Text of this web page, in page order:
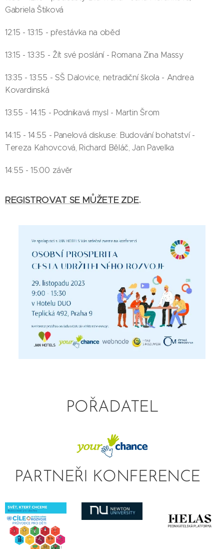
Gabriela Štiková
12:15 - 13:15 - přestávka na oběd
13:15 - 13:35 - Žít své poslání - Romana Zina Massy
13:35 - 13:55 - SŠ Dalovice, netradiční škola - Andrea
Kovardinská
13:55 - 14:15 - Podnikavá mysl - Martin Šrom
14:15 - 14:55 - Panelová diskuse: Budování bohatství -
Tereza Kahovcová, Richard Běláč, Jan Pavelka
14:55 - 15:00 závěr
REGISTROVAT SE MŮŽETE ZDE.
POŘADATEL
PARTNEŘI KONFERENCE